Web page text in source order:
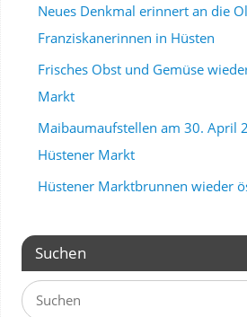
Neues Denkmal erinnert an die
Franziskanerinnen in Hüsten
Frisches Obst und Gemüse
Markt
Maibaumaufstellen am 30. April
Hüstener Markt
Hüstener Marktbrunnen wieder
Suchen